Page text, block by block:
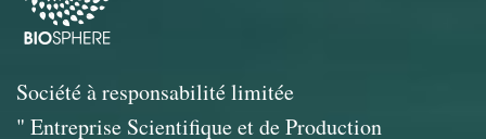
Société à responsabilité limitée
" Entreprise Scientifique et de Production